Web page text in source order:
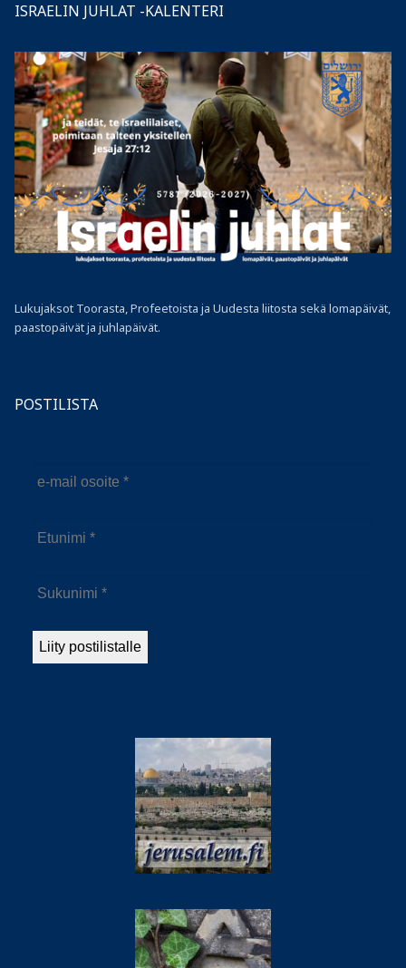
ISRAELIN JUHLAT -KALENTERI
Lukujaksot Toorasta, Profeetoista ja Uudesta liitosta sekä lomapäivät,
paastopäivät ja juhlapäivät.
POSTILISTA